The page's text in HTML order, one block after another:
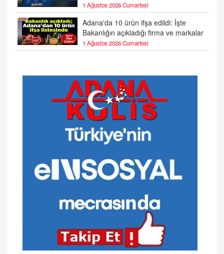
1 Ağustos 2026 Cumartesi
Adana'da 10 ürün ifşa edildi: İşte
Bakanlığın açıkladığı firma ve markalar
1 Ağustos 2026 Cumartesi